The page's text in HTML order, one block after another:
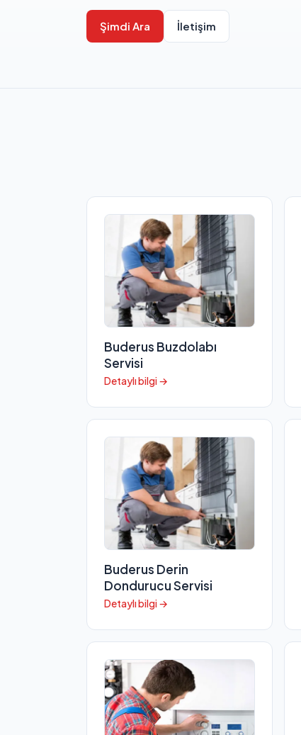
Şimdi Ara İletişim
Buderus Buzdolabı
Servisi
Detaylı bilgi →
Buderus Derin
Dondurucu Servisi
Detaylı bilgi →